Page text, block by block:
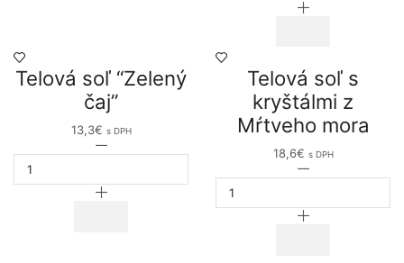
"Medová
Telová soľ “Zelený
čaj”
13,3€ s DPH
množstvo
"Zelený
Telová soľ s
kryštálmi z
Mŕtveho mora
18,6€ s DPH
množstvo
s